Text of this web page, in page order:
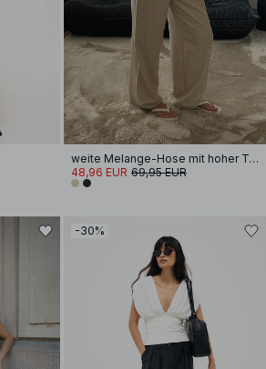
weite Melange-Hose mit hoher Taille
48,96 EUR 69,95 EUR
-30%